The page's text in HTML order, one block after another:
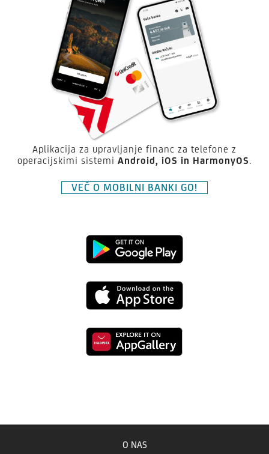
Aplikacija za upravljanje financ za telefone z
operacijskimi sistemi Android, iOS in HarmonyOS.
VEČ O MOBILNI BANKI GO!
Prenesite
aplikacijo
Mobilna
banka
Prenesite
aplikacijo
Mobilna
v
Prenesite
O NAS